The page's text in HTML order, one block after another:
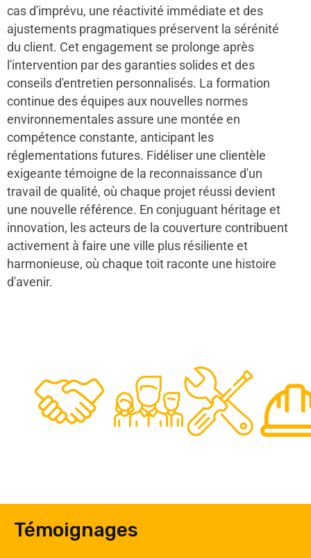
cas d'imprévu, une réactivité immédiate et des
ajustements pragmatiques préservent la sérénité
du client. Cet engagement se prolonge après
l'intervention par des garanties solides et des
conseils d'entretien personnalisés. La formation
continue des équipes aux nouvelles normes
environnementales assure une montée en
compétence constante, anticipant les
réglementations futures. Fidéliser une clientèle
exigeante témoigne de la reconnaissance d'un
travail de qualité, où chaque projet réussi devient
une nouvelle référence. En conjuguant héritage et
innovation, les acteurs de la couverture contribuent
activement à faire une ville plus résiliente et
harmonieuse, où chaque toit raconte une histoire
d'avenir.
48
0
50
Experts
Témoignages